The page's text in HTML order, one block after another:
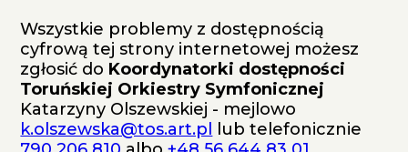
Wszystkie problemy z dostępnością
cyfrową tej strony internetowej możesz
zgłosić do Koordynatorki dostępności
Toruńskiej Orkiestry Symfonicznej
Katarzyny Olszewskiej - mejlowo
k.olszewska@tos.art.pl
lub telefonicznie